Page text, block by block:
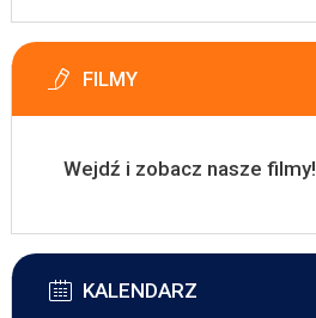
FILMY
Wejdź i zobacz nasze filmy!
KALENDARZ